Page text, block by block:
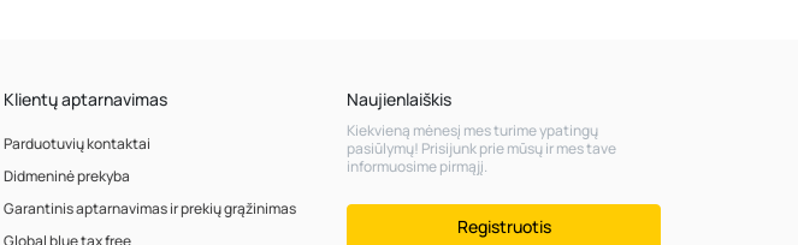
Klientų aptarnavimas
Parduotuvių kontaktai
Didmeninė prekyba
Garantinis aptarnavimas ir prekių grąžinimas
Global blue tax free
Naujienlaiškis
Kiekvieną mėnesį mes turime ypatingų
pasiūlymų! Prisijunk prie mūsų ir mes tave
informuosime pirmąjį.
Registruotis